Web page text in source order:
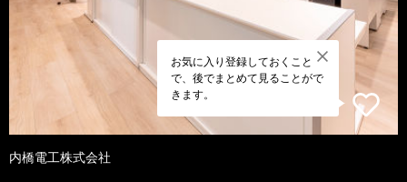
お気に入り登録しておくこと
で、後でまとめて見ることがで
きます。
内橋電工株式会社